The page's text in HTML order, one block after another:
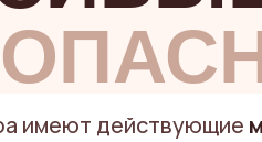
имеют действующие